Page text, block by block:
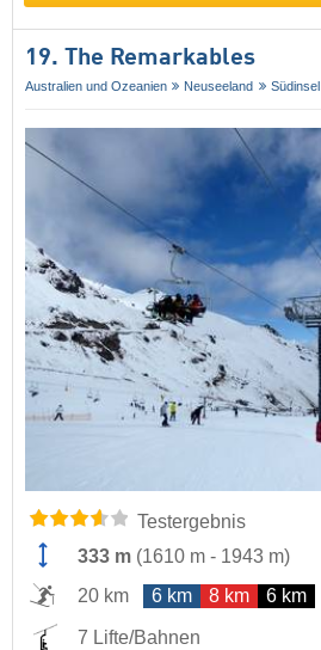
19. The Remarkables
Australien und Ozeanien Neuseeland Südinsel
Testergebnis
333 m (1610 m - 1943 m)
20 km
6 km 8 km 6 km
7 Lifte/Bahnen